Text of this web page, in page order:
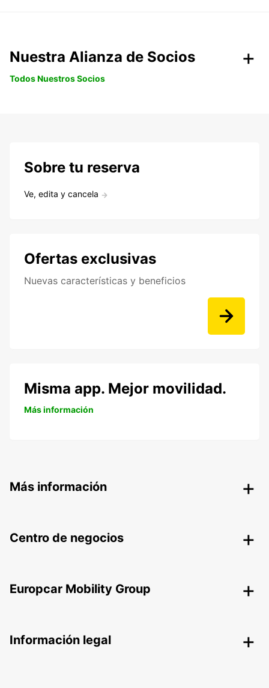
Nuestra Alianza de Socios
Todos Nuestros Socios
Sobre tu reserva
Ve, edita y cancela
Ofertas exclusivas
Nuevas características y beneficios
Misma app. Mejor movilidad.
Más información
Más información
Centro de negocios
Europcar Mobility Group
Información legal